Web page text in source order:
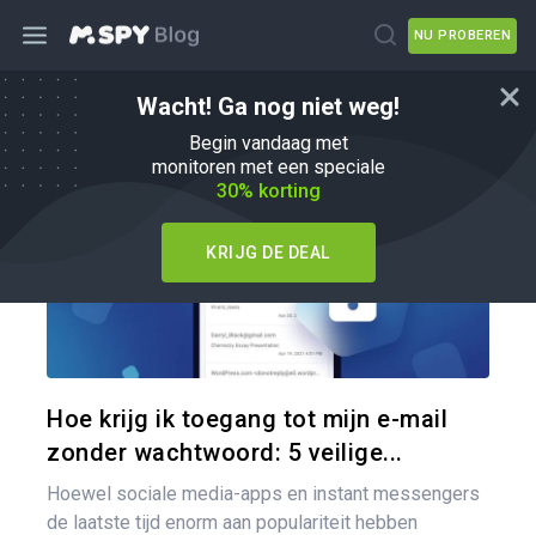
NU PROBEREN
Wacht! Ga nog niet weg!
Begin vandaag met
monitoren met een speciale
30% korting
KRIJG DE DEAL
Hoe
Hoe krijg ik toegang tot mijn e-mail
zonder wachtwoord: 5 veilige...
Hoewel sociale media-apps en instant messengers
de laatste tijd enorm aan populariteit hebben